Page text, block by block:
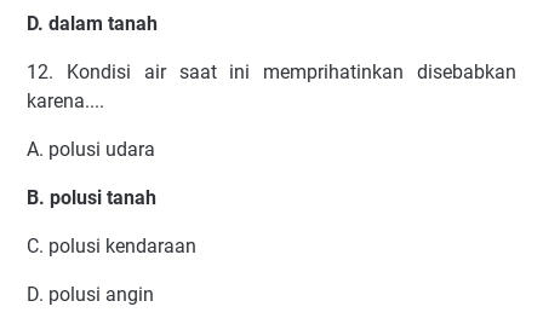
D. dalam tanah
12. Kondisi air saat ini memprihatinkan disebabkan
karena....
A. polusi udara
B. polusi tanah
C. polusi kendaraan
D. polusi angin